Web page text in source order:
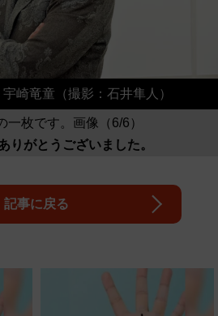
崎竜童（撮影：石井隼人）
一枚です。画像（6/6）
りがとうございました。
記事に戻る